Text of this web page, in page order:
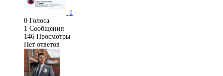
1
0 Голоса
1 Сообщения
146 Просмотры
Нет ответов